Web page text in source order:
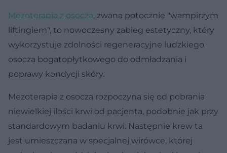
Mezoterapia z osocza, zwana potocznie "wampirzym
liftingiem", to nowoczesny zabieg estetyczny, który
wykorzystuje zdolności regeneracyjne ludzkiego
osocza bogatopłytkowego do odmładzania i
poprawy kondycji skóry.
Mezoterapia z osocza rozpoczyna się od pobrania
niewielkiej ilości krwi od pacjenta, podobnie jak przy
standardowym badaniu krwi. Następnie krew ta
jest umieszczana w specjalnej wirówce, której